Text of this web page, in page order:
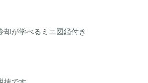
却が学べるミニ図鑑付き